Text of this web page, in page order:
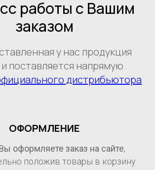
работы с Вашим
заказом
у нас продукция
поставляется напрямую
дистрибьютора
ОФОРМЛЕНИЕ
оформляете заказ на сайте,
положив товары в корзину